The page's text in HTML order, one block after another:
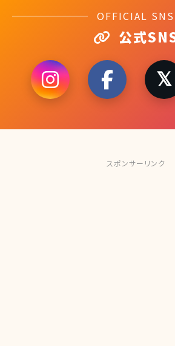
OFFICIAL SNS
公式
スポンサーリンク